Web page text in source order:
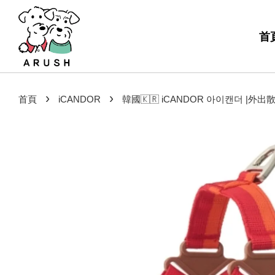
首
首頁 › iCANDOR › 韓國🇰🇷 iCANDOR 아이캔더 |外出